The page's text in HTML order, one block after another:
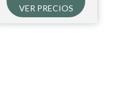
VER PRECIOS